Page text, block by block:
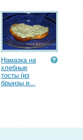
Намазка на
хлебные
тосты (из
брынзы и...